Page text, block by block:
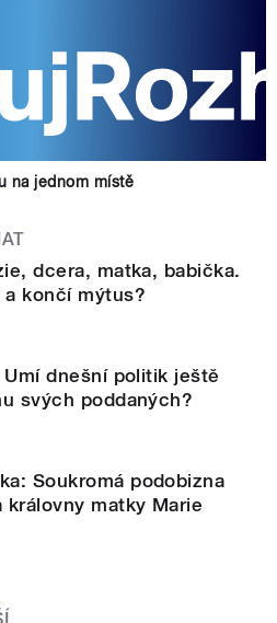
na jednom místě
dcera, matka, babička.
a končí mýtus?
dnešní politik ještě
svých poddaných?
Soukromá podobizna
královny matky Marie